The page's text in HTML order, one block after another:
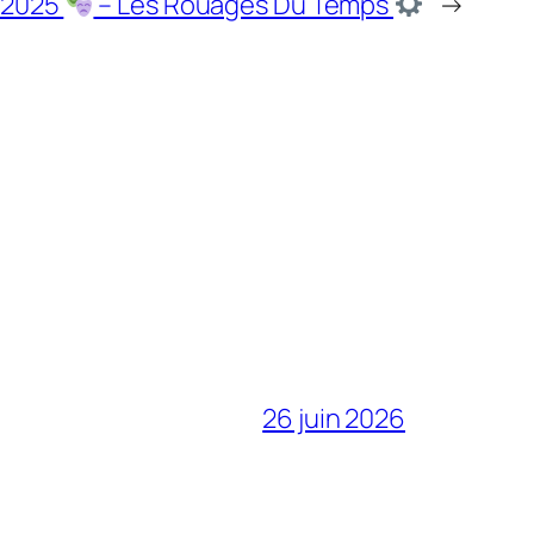
26 juin 2026